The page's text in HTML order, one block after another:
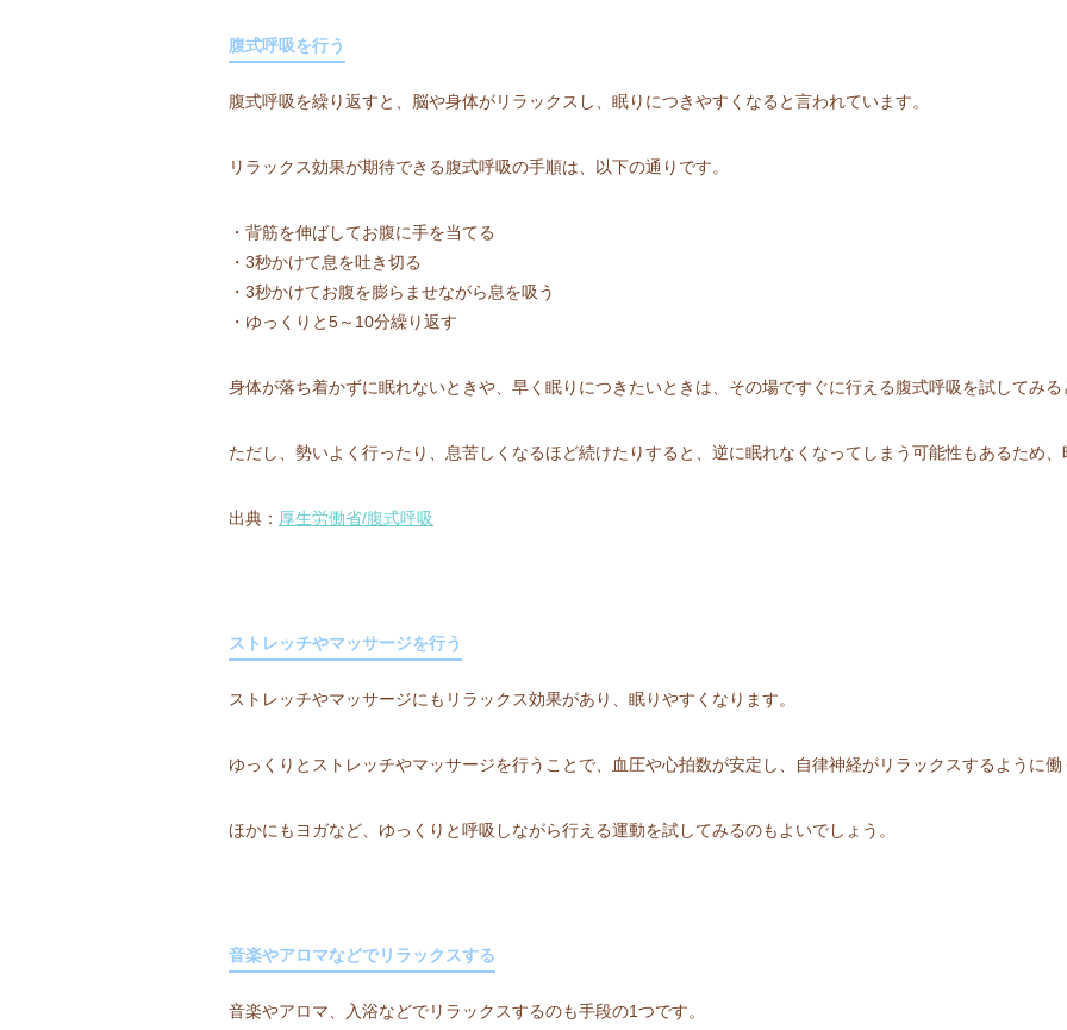
腹式呼吸を行う
腹式呼吸を繰り返すと、脳や身体がリラックスし、眠りにつきやすくなると言われています。
リラックス効果が期待できる腹式呼吸の手順は、以下の通りです。
・背筋を伸ばしてお腹に手を当てる
・3秒かけて息を吐き切る
・3秒かけてお腹を膨らませながら息を吸う
・ゆっくりと5～10分繰り返す
身体が落ち着かずに眠れないときや、早く眠りにつきたいときは、その場ですぐに行える腹式呼吸を試してみる
ただし、勢いよく行ったり、息苦しくなるほど続けたりすると、逆に眠れなくなってしまう可能性もあるため、
出典： 厚生労働省/腹式呼吸
ストレッチやマッサージを行う
ストレッチやマッサージにもリラックス効果があり、眠りやすくなります。
ゆっくりとストレッチやマッサージを行うことで、血圧や心拍数が安定し、自律神経がリラックスするように働
ほかにもヨガなど、ゆっくりと呼吸しながら行える運動を試してみるのもよいでしょう。
音楽やアロマなどでリラックスする
音楽やアロマ、入浴などでリラックスするのも手段の1つです。